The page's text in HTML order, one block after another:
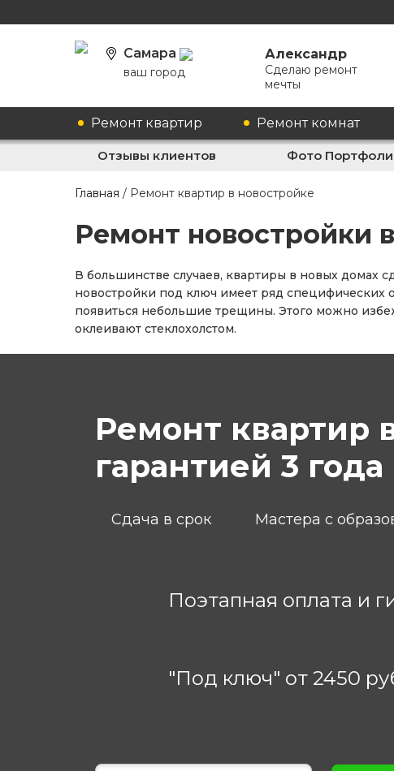
Самара
ваш город
Александр
Сделаю ремонт
мечты
Ремонт квартир Ремонт комнат
Отзывы клиентов Фото
Главная / Ремонт квартир в новостройке
Ремонт новостройки
В большинстве случаев, квартиры в новых домах
новостройки под ключ имеет ряд специфических
появиться небольшие трещины. Этого можно
оклеивают стеклохолстом.
Ремонт квартир
гарантией 3 года
Сдача в срок Мастера с
Поэтапная оплата и
"Под ключ" от 2450